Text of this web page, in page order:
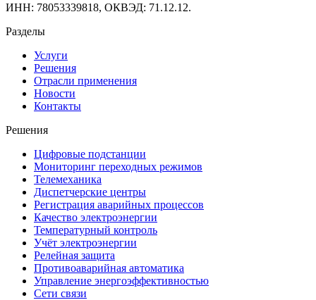
ИНН: 78053339818, ОКВЭД: 71.12.12.
Разделы
Услуги
Решения
Отрасли применения
Новости
Контакты
Решения
Цифровые подстанции
Мониторинг переходных режимов
Телемеханика
Диспетчерские центры
Регистрация аварийных процессов
Качество электроэнергии
Температурный контроль
Учёт электроэнергии
Релейная защита
Противоаварийная автоматика
Управление энергоэффективностью
Сети связи